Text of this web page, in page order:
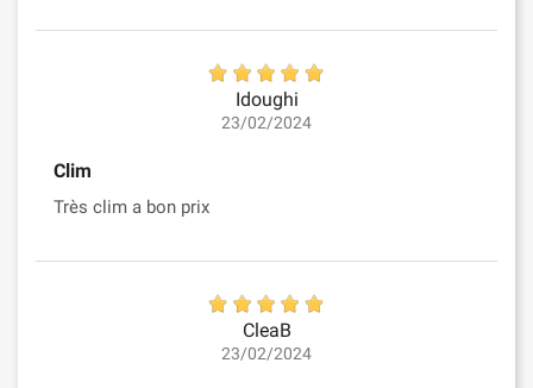
Idoughi
23/02/2024
Clim
Très clim a bon prix
CleaB
23/02/2024